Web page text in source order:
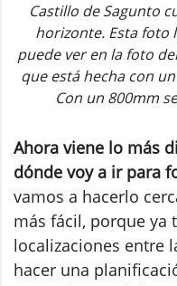
Castillo de Sagunto
horizonte. Esta foto
puede ver en la foto
que está hecha con
Con un 800mm
Ahora viene lo más
dónde voy a ir para
vamos a hacerlo
más fácil, porque ya
localizaciones entre
hacer una